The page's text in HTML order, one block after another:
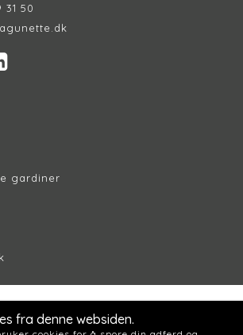
31 50
gardiner
k
fra denne websiden.